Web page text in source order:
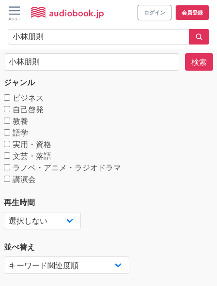
ログイン 会員登録
検索
ジャンル
ビジネス
自己啓発
教養
語学
実用・資格
文芸・落語
ラノベ・アニメ・ラジオドラマ
講演会
再生時間
並べ替え